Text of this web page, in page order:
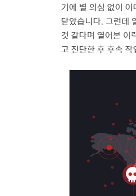
기에 별 의심 없이
닫았습니다. 그런데
것 같다며 열어본 이
고 진단한 후 후속